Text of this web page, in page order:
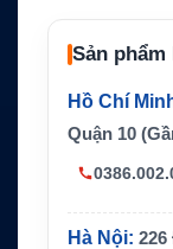
Hãng sản xuất
Sản
Hồ Chí
Quận 10
Hà Nội: